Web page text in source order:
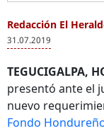
Redacción El
31.07.2019
TEGUCIGALPA,
presentó ante el
nuevo
Fondo